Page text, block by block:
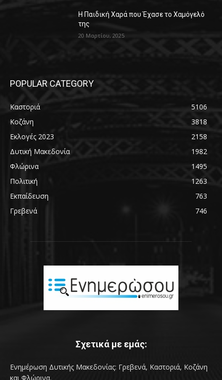
Η Παιδική Χαρά που Έχασε το Χαμόγελό
της
20 Μαρτίου, 2025
POPULAR CATEGORY
Καστοριά
5106
Κοζάνη
3818
Εκλογές 2023
2158
Δυτική Μακεδονία
1982
Φλώρινα
1495
Πολιτική
1263
Εκπαίδευση
763
Γρεβενά
746
Σχετικά με εμάς:
Ενημέρωση Δυτικής Μακεδονίας: Γρεβενά, Καστοριά, Κοζάνη
και Φλώρινα.